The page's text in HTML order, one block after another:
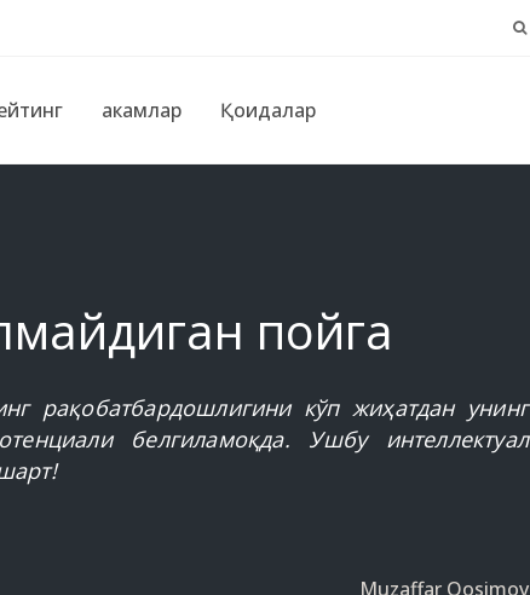
Ҳакамлар Қоидалар
пойга
рақобатбардошлигини кўп жиҳатдан унинг
белгиламоқда. Ушбу интеллектуал
Muzaffar Qosimov